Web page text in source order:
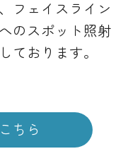
フェイスライン
のスポット照射
ております。
ちら